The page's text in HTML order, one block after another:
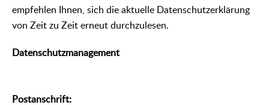
empfehlen Ihnen, sich die aktuelle Datenschutzerklärung
von Zeit zu Zeit erneut durchzulesen.
Datenschutzmanagement
Postanschrift: